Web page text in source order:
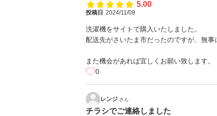
5.00
投稿日 2024/11/09
洗濯機をサイトで購入いたしました。
配送先がさいたま市だったのですが、無事
また機会があれば宜しくお願い致します。
0
レンジ さん
チラシでご連絡しました